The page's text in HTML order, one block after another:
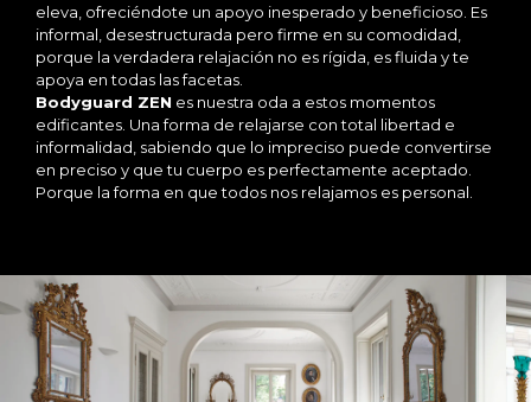
eleva, ofreciéndote un apoyo inesperado y beneficioso. Es
informal, desestructurada pero firme en su comodidad,
porque la verdadera relajación no es rígida, es fluida y te
apoya en todas las facetas.
Bodyguard ZEN es nuestra oda a estos momentos
edificantes. Una forma de relajarse con total libertad e
informalidad, sabiendo que lo impreciso puede convertirse
en preciso y que tu cuerpo es perfectamente aceptado.
Porque la forma en que todos nos relajamos es personal.